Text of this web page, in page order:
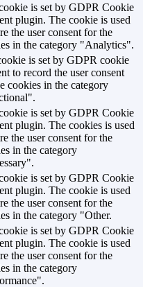
is set by GDPR Cookie
plugin. The cookie is used
the user consent for the
in the category "Analytics".
is set by GDPR cookie
to record the user consent
cookies in the category
is set by GDPR Cookie
plugin. The cookies is used
the user consent for the
in the category
is set by GDPR Cookie
plugin. The cookie is used
the user consent for the
in the category "Other.
is set by GDPR Cookie
plugin. The cookie is used
the user consent for the
in the category